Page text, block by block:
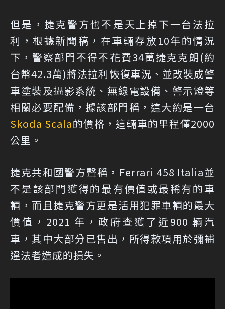
但是，捷克警方也不是天上掉下一台法拉
利，根據新聞稿，在車輛存放10年的情況
下，警察部門不得不花費34萬捷克克朗(約
台幣42.3萬)將法拉利恢復車況、並改裝成警
車塗裝及攝影系統、無線電設備、警示燈等
相關必要配備，據該部門稱，這大約是一台
Skoda Scala的價格，這輛車的里程僅2000
公里。
捷克共和國警方聲稱，Ferrari 458 Italia並
不是該部門獲得的最有價值或最稀有的車
輛，而且捷克警方更是活用犯罪車輛的最大
價值，2021 年，政府查獲了近900 輛汽
車，其中大部分已售出，所得款項用於彌補
違法者造成的損失。